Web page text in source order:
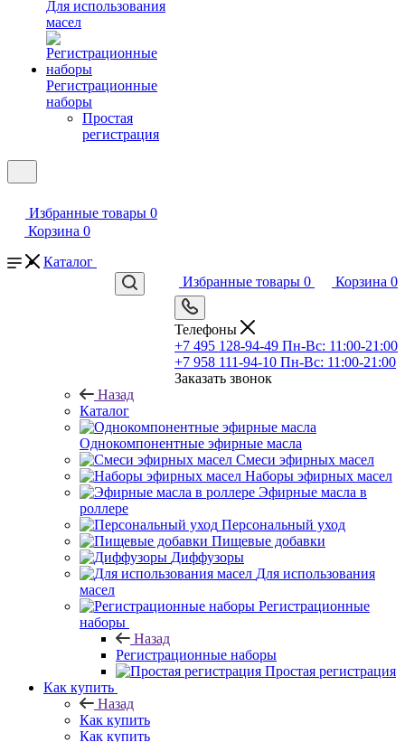
Для использования
масел
Регистрационные
наборы
Простая
регистрация
Избранные товары 0
Корзина 0
Избранные товары 0 Корзина 0
Телефоны
+7 495 128-94-49 Пн-Вс: 11:00-21:00
+7 958 111-94-10 Пн-Вс: 11:00-21:00
Заказать звонок
Каталог
Назад
Каталог
Однокомпонентные эфирные масла
Смеси эфирных масел
Наборы эфирных масел
Эфирные масла в
роллере
Персональный уход
Пищевые добавки
Диффузоры
Для использования
масел
Регистрационные
наборы
Назад
Регистрационные наборы
Простая регистрация
Как купить
Назад
Как купить
Как купить